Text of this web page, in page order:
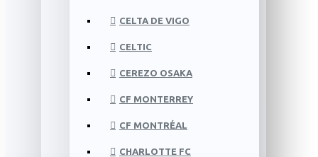
CELTA DE VIGO
CELTIC
CEREZO OSAKA
CF MONTERREY
CF MONTRÉAL
CHARLOTTE FC